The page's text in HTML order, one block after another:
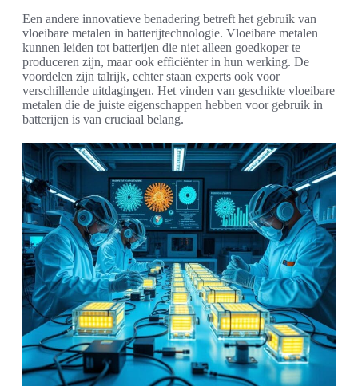
Een andere innovatieve benadering betreft het gebruik van
vloeibare metalen in batterijtechnologie. Vloeibare metalen
kunnen leiden tot batterijen die niet alleen goedkoper te
produceren zijn, maar ook efficiënter in hun werking. De
voordelen zijn talrijk, echter staan experts ook voor
verschillende uitdagingen. Het vinden van geschikte vloeibare
metalen die de juiste eigenschappen hebben voor gebruik in
batterijen is van cruciaal belang.